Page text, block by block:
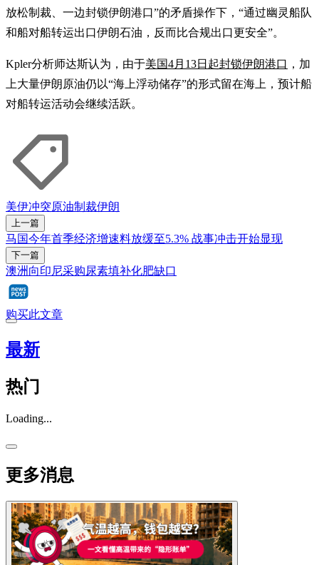
放松制裁、一边封锁伊朗港口”的矛盾操作下，“通过幽灵船队
和船对船转运出口伊朗石油，反而比合规出口更安全”。
Kpler分析师达斯认为，由于美国4月13日起封锁伊朗港口 ，加
上大量伊朗原油仍以“海上浮动储存”的形式留在海上，预计船
对船转运活动会继续活跃。
美伊冲突原油制裁伊朗
上一篇
马国今年首季经济增速料放缓至5.3% 战事冲击开始显现
下一篇
澳洲向印尼采购尿素填补化肥缺口
购买此文章
最新
热门
Loading...
更多消息